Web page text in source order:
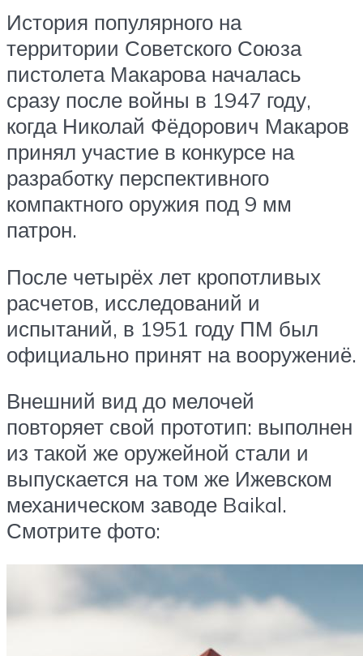
История популярного на
территории Советского Союза
пистолета Макарова началась
сразу после войны в 1947 году,
когда Николай Фёдорович Макаров
принял участие в конкурсе на
разработку перспективного
компактного оружия под 9 мм
патрон.
После четырёх лет кропотливых
расчетов, исследований и
испытаний, в 1951 году ПМ был
официально принят на вооружениё.
Внешний вид до мелочей
повторяет свой прототип: выполнен
из такой же оружейной стали и
выпускается на том же Ижевском
механическом заводе Baikal.
Смотрите фото: